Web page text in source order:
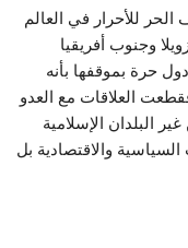
للأحرار في العالم
وجنوب أفريقيا
حرة بموقفها بأنه
العلاقات مع العدو
البلدان الإسلامية
والاقتصادية بل